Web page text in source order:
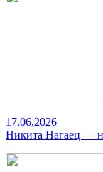
17.06.2026
Никита Нагаец —